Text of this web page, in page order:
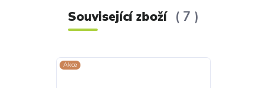
Související zboží 7
Akce